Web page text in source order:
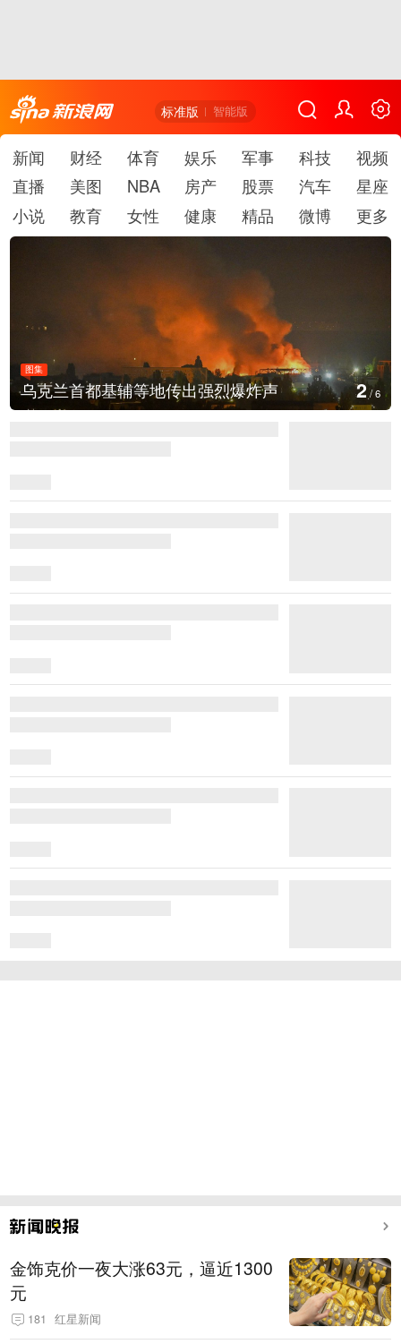
标准版 智能版
新闻 财经 体育 娱乐 军事 科技
视频
直播
美图 NBA 房产 股票 汽车
星座
小说
教育 女性 健康 精品 微博 更多
图集
乌克兰首都基辅等地传出强烈爆炸声 3/6
金饰克价一夜大涨63元，逼近1300
元
181 红星新闻